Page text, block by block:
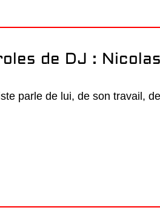
de DJ :
parle de lui, de son travail,